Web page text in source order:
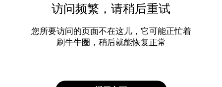
访问频繁，请稍后重试
您所要访问的页面不在这儿，它可能正忙着
刷牛牛圈，稍后就能恢复正常